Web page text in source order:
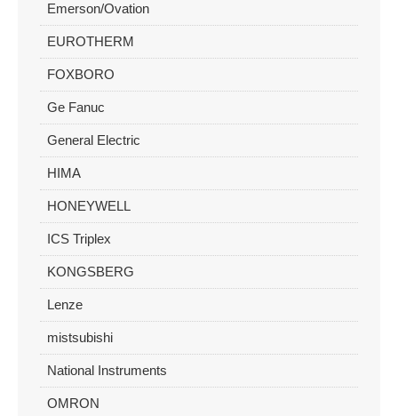
Emerson/Ovation
EUROTHERM
FOXBORO
Ge Fanuc
General Electric
HIMA
HONEYWELL
ICS Triplex
KONGSBERG
Lenze
mistsubishi
National Instruments
OMRON